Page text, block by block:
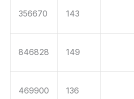
356670 143
846828 149
469900 136